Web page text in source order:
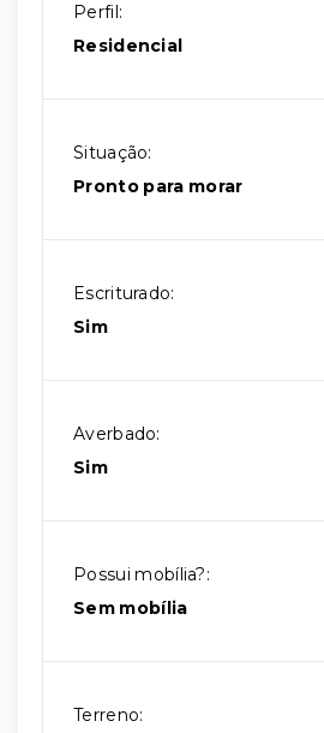
Perfil:
Residencial
Situação:
Pronto para morar
Escriturado:
Sim
Averbado:
Sim
Possui mobília?:
Sem mobília
Terreno: